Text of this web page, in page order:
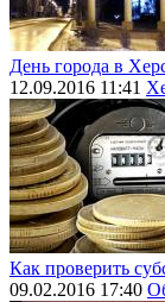
День города в
12.09.2016 11:41
Как проверить
09.02.2016 17:40